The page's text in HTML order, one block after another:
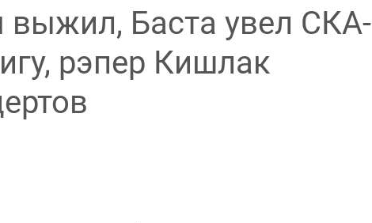
Баста увел СКА-
рэпер Кишлак